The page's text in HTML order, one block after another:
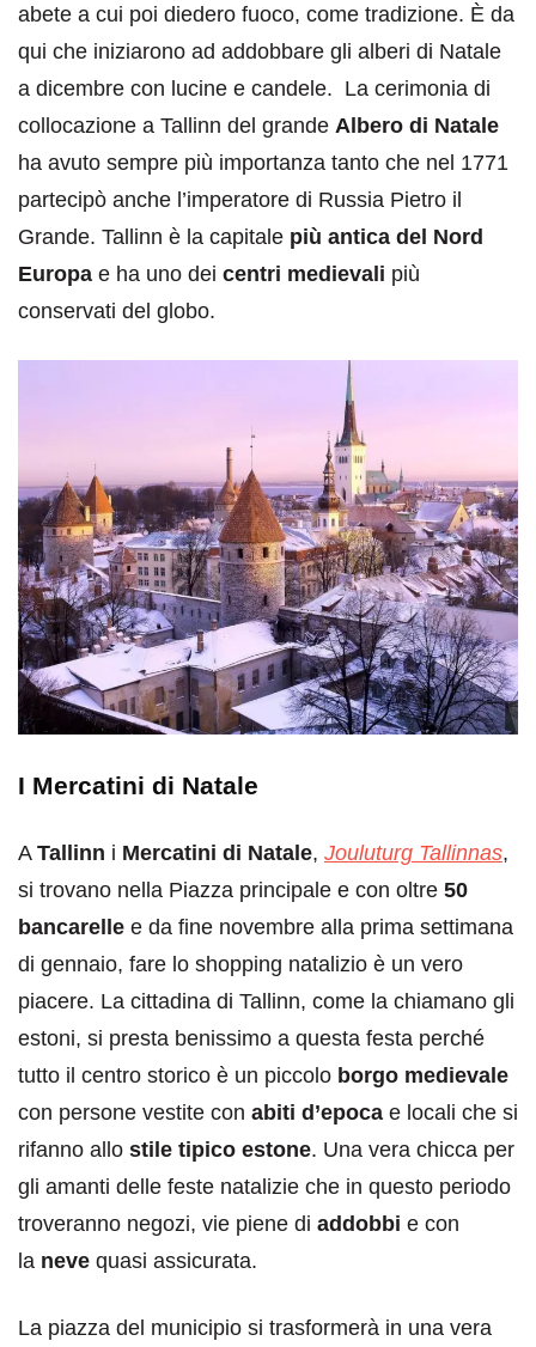
abete a cui poi diedero fuoco, come tradizione. È da
qui che iniziarono ad addobbare gli alberi di Natale
a dicembre con lucine e candele. La cerimonia di
collocazione a Tallinn del grande Albero di Natale
ha avuto sempre più importanza tanto che nel 1771
partecipò anche l’imperatore di Russia Pietro il
Grande. Tallinn è la capitale più antica del Nord
Europa e ha uno dei centri medievali più
conservati del globo.
I Mercatini di Natale
A Tallinn i Mercatini di Natale, Jouluturg Tallinnas,
si trovano nella Piazza principale e con oltre 50
bancarelle e da fine novembre alla prima settimana
di gennaio, fare lo shopping natalizio è un vero
piacere. La cittadina di Tallinn, come la chiamano gli
estoni, si presta benissimo a questa festa perché
tutto il centro storico è un piccolo borgo medievale
con persone vestite con abiti d’epoca e locali che si
rifanno allo stile tipico estone. Una vera chicca per
gli amanti delle feste natalizie che in questo periodo
troveranno negozi, vie piene di addobbi e con
la neve quasi assicurata.
La piazza del municipio si trasformerà in una vera